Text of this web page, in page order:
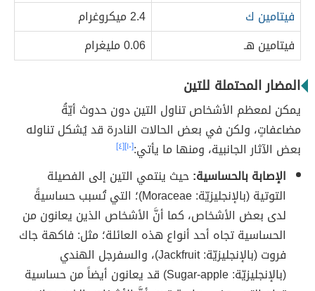
فيتامين ك
2.4 ميكروغرام
فيتامين هـ
0.06 مليغرام
المضار المحتملة للتين
يمكن لمعظم الأشخاص تناول التين دون حدوث أيّةُ
مضاعفاتٍ، ولكن في بعض الحالات النادرة قد يُشكل تناوله
بعض الآثار الجانبية، ومنها ما يأتي:[١٠] [٤]
الإصابة بالحساسية:حيث ينتمي التين إلى الفصيلة
التوتية (بالإنجليزيّة: Moraceae)؛ التي تُسبب حساسيةً
لدى بعض الأشخاص، كما أنَّ الأشخاص الذين يعانون من
الحساسية تجاه أحد أنواع هذه العائلة؛ مثل: فاكهة جاك
فروت (بالإنجليزيّة: Jackfruit)، والسفرجل الهندي
(بالإنجليزيّة: Sugar-apple) قد يعانون أيضاً من حساسية